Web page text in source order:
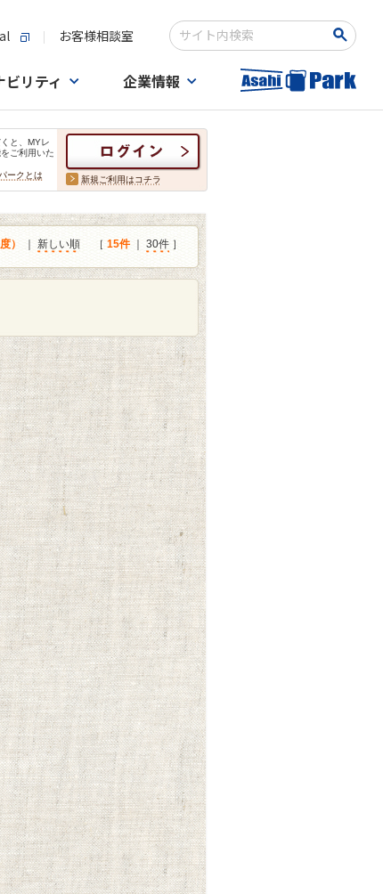
お客様相談室
検索キーワード入力
ビリティ 企業情報
と、MYレ
ご利用いた
ークとは 新規ご利用はコチラ
） 新しい順 ［ 15件｜ 30件 ］